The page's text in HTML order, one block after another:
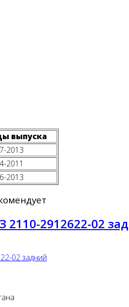
выпуска
2013
2011
2013
2110-2912622-02